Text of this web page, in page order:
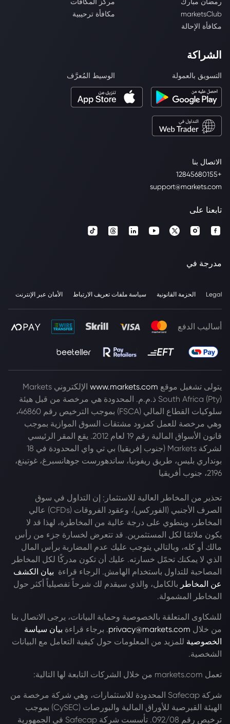
الاتصال بنا
+12845680155
support@markets.com
رمضان مبارك
مركز المكافآت
marketsClub
مكافأة ترحيبية
مكافأة الإحالة
الشراكة
التسويق بالعمولة الوسيط المُعرَّف
تابعنا على
مدرجة في
Legal الحزمة القانونية سياسة ملفات تعريف الارتباط الأمان عبر الإنترنت
أساليب الدفع
يتولى تشغيل موقع www.markets.com
الإلكتروني Markets
South Africa (Pty) ذ.م.م. المحدودة هي مرخصة من قبل هيئة
سلوكيات القطاع المالي (FSCA) بموجب الترخيص رقم 46860،
وهي مرخصة للعمل كمزود مشتقات السوق الموازية بموجب
قانون الأسواق المالية رقم 19 لعام 2012. يقع المقر الرئيسي
لشركة Markets (جنوب إفريقيا) بي تي واي المحدودة في 18
بونداري بليس، طريق ريفونيا، ساندهورست جوهانسبرغ، غوتينغ،
2196، جنوب أفريقيا
تحذير من المخاطر العالية للاستثمار: إن التداول في سوق
الصرف الأجنبي (الفوركس)، وعقود الفروقات (CFDs) عالي
المخاطر، وينطوي على درجة عالية من المخاطرة، لهذا قد لا
يكون ملائمًا لكل المستثمرين. قد تتعرض لخسارة جزء من رأس
مالك أو كله، وبالتالي يتوجب عليك عدم المضاربة برأس المال
الذي لا يمكنك تحمّل خسارته. عليك أن تكون مدركًا لكل المخاطر
المصاحبة للتداول باستخدام الهامش. الرجاء قراءة بيان الكشف
عن المخاطر بالكامل، والذي سيقدم لك شرحاً تفصيلياً أكثر حول
المخاطر المشمولة.
للشكاوى المتعلقة بالخصوصية وحماية البيانات، يرجى الاتصال بنا
من خلال privacy@markets.com. برجاء قراءة بيان سياسة
الخصوصية للمزيد من المعلومات حول كيفية التعامل مع البيانات
الشخصية.
تعمل markets.com من خلال الشركات التابعة لها التالية:
شركة Safecap المحدودة للاستثمارات، وهي شركة مرخصة من
الهيئة القبرصية للأوراق المالية والبورصات (CySEC) بموجب
ترخيص رقم 092/08. تأسست شركة Safecap في الجمهورية